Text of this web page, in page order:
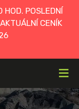
HOD. POSLEDNÍ
CENÍK
≡